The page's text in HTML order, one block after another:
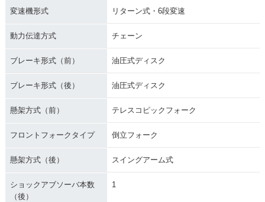
変速機形式 リターン式・6段変速
動力伝達方式 チェーン
ブレーキ形式（前） 油圧式ディスク
ブレーキ形式（後） 油圧式ディスク
懸架方式（前） テレスコピックフォーク
フロントフォークタイプ 倒立フォーク
懸架方式（後） スイングアーム式
ショックアブソーバ本数
（後）
1